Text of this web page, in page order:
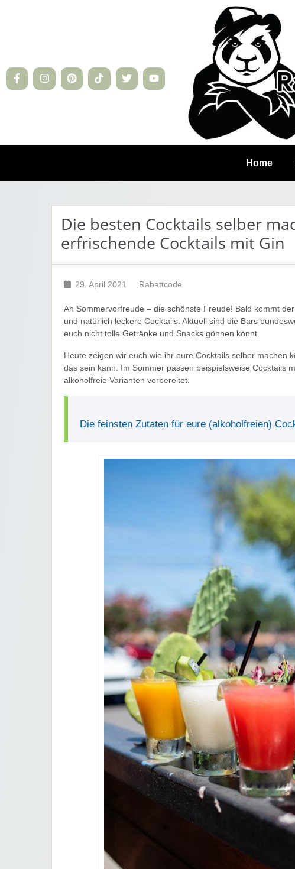
Home
Die besten Cocktails selber
erfrischende Cocktails mit Gin
29. April 2021 Rabattcode
Ah Sommervorfreude – die schönste Freude! Bald kommt
und natürlich leckere Cocktails. Aktuell sind die Bars
euch nicht tolle Getränke und Snacks gönnen könnt.
Heute zeigen wir euch wie ihr eure Cocktails selber machen
das sein kann. Im Sommer passen beispielsweise Cocktails
alkoholfreie Varianten vorbereitet.
Die feinsten Zutaten für eure (alkoholfreien)